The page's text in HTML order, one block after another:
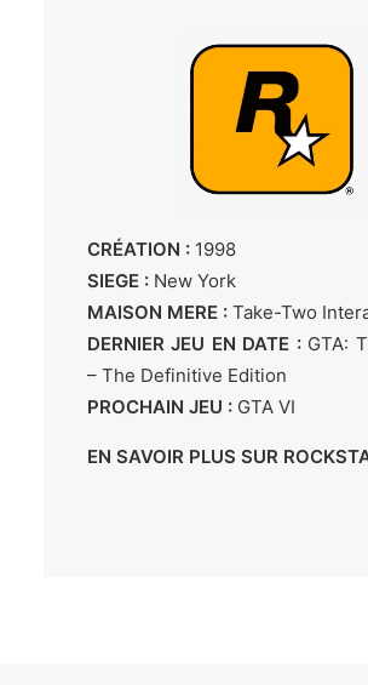
CRÉATION : 1998
SIEGE : New York
MAISON MERE : Take-Two
DERNIER JEU EN DATE :GTA:
– The Definitive Edition
PROCHAIN JEU : GTA VI
EN SAVOIR PLUS SUR